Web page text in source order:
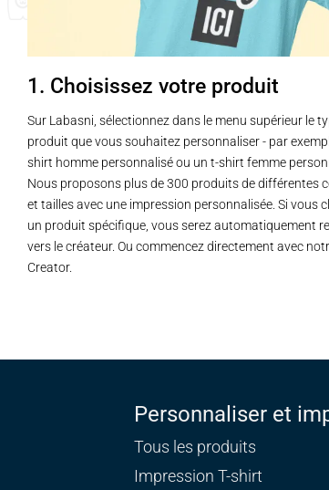
1. Choisissez votre produit
Sur Labasni, sélectionnez dans le menu supérieur le
produit que vous souhaitez personnaliser - par
shirt homme personnalisé ou un t-shirt femme
Nous proposons plus de 300 produits de différentes
et tailles avec une impression personnalisée. Si vous
un produit spécifique, vous serez automatiquement
vers le créateur. Ou commencez directement avec
Creator.
Personnaliser et
Tous les produits
Impression T-shirt